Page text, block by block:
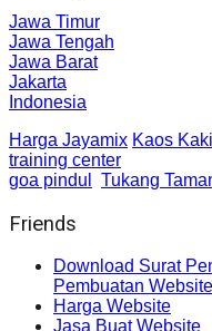
Jawa Timur
Jawa Tengah
Jawa Barat
Jakarta
Indonesia
Harga Jayamix Kaos
training center
goa pindul
Tukang
Friends
Download Surat
Pembuatan
Harga Website
Jasa Buat Website